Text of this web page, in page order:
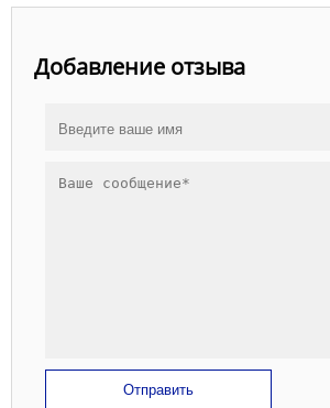
Добавление отзыва
Отправить